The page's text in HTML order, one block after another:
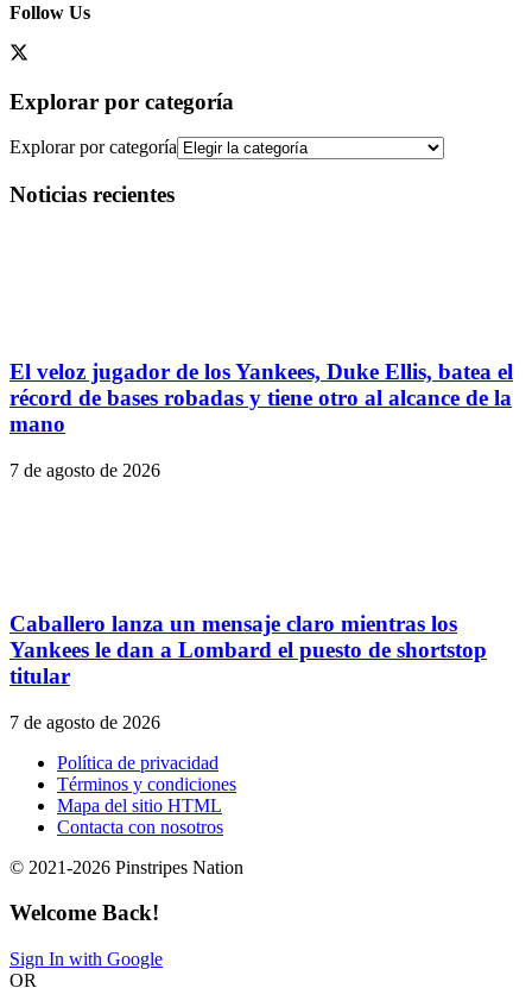
Follow Us
Explorar por categoría
Explorar por categoría
Noticias recientes
El veloz jugador de los Yankees, Duke Ellis, batea el
récord de bases robadas y tiene otro al alcance de la
mano
7 de agosto de 2026
Caballero lanza un mensaje claro mientras los
Yankees le dan a Lombard el puesto de shortstop
titular
7 de agosto de 2026
Política de privacidad
Términos y condiciones
Mapa del sitio HTML
Contacta con nosotros
© 2021-2026 Pinstripes Nation
Welcome Back!
Sign In with Google
OR